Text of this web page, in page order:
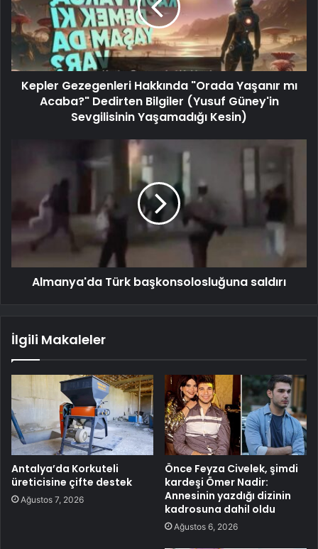
Kepler Gezegenleri Hakkında "Orada Yaşanır mı
Acaba?" Dedirten Bilgiler (Yusuf Güney'in
Sevgilisinin Yaşamadığı Kesin)
Almanya'da Türk başkonsolosluğuna saldırı
İlgili Makaleler
Antalya’da Korkuteli
üreticisine çifte destek
Ağustos 7, 2026
Önce Feyza Civelek, şimdi
kardeşi Ömer Nadir:
Annesinin yazdığı dizinin
kadrosuna dahil oldu
Ağustos 6, 2026